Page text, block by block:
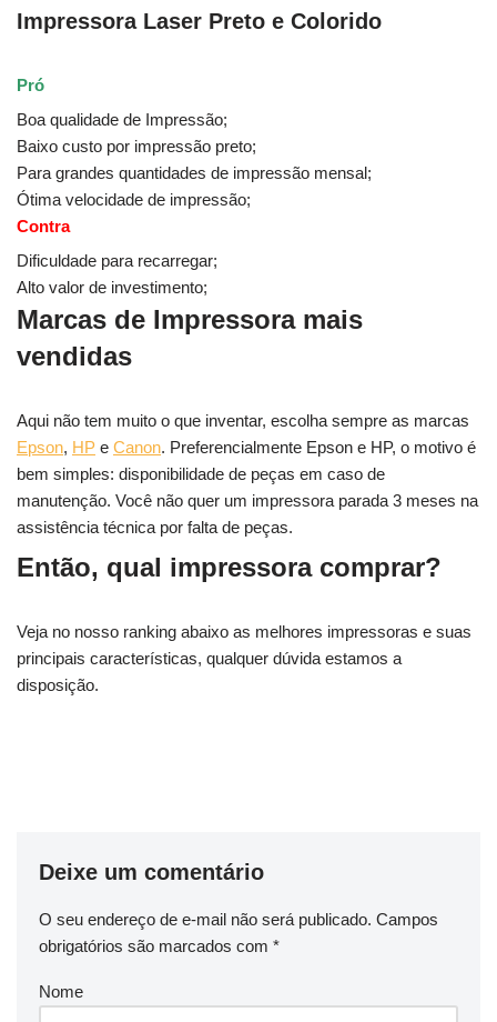
Impressora Laser Preto e Colorido
Pró
Boa qualidade de Impressão;
Baixo custo por impressão preto;
Para grandes quantidades de impressão mensal;
Ótima velocidade de impressão;
Contra
Dificuldade para recarregar;
Alto valor de investimento;
Marcas de Impressora mais
vendidas
Aqui não tem muito o que inventar, escolha sempre as marcas
Epson, HP e Canon. Preferencialmente Epson e HP, o motivo é
bem simples: disponibilidade de peças em caso de
manutenção. Você não quer um impressora parada 3 meses na
assistência técnica por falta de peças.
Então, qual impressora comprar?
Veja no nosso ranking abaixo as melhores impressoras e suas
principais características, qualquer dúvida estamos a
disposição.
Deixe um comentário
O seu endereço de e-mail não será publicado. Campos
obrigatórios são marcados com *
Nome